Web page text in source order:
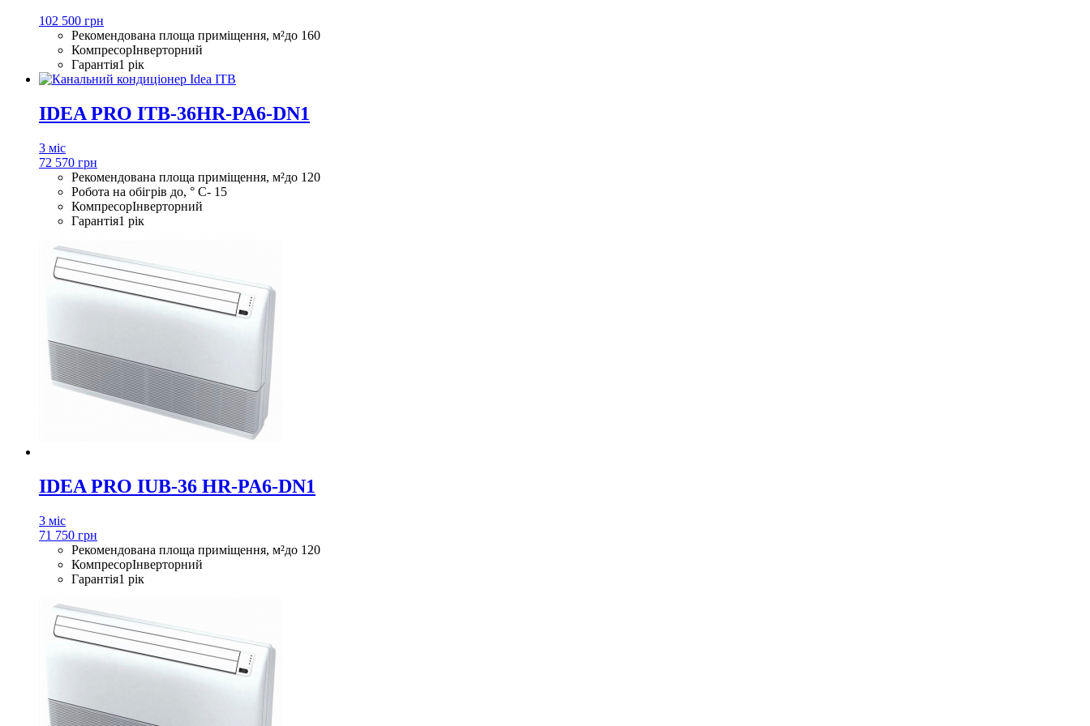
102 500 грн
Рекомендована площа приміщення, м²до 160
КомпресорІнверторний
Гарантія1 рік
IDEA PRO ITB-36HR-PA6-DN1
3 міс
72 570 грн
Рекомендована площа приміщення, м²до 120
Робота на обігрів до, ° С- 15
КомпресорІнверторний
Гарантія1 рік
IDEA PRO IUB-36 HR-PA6-DN1
3 міс
71 750 грн
Рекомендована площа приміщення, м²до 120
КомпресорІнверторний
Гарантія1 рік